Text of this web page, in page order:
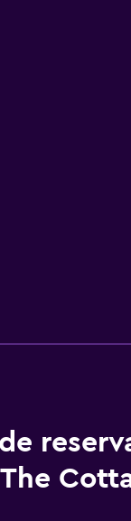
The